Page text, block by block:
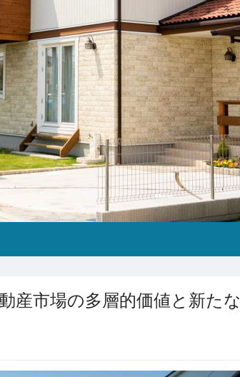
産市場の多層的価値と新たな